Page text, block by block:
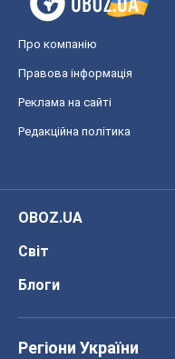
Про компанію
Правова інформація
Реклама на сайті
Редакційна політика
OBOZ.UA
Світ
Блоги
Регіони України